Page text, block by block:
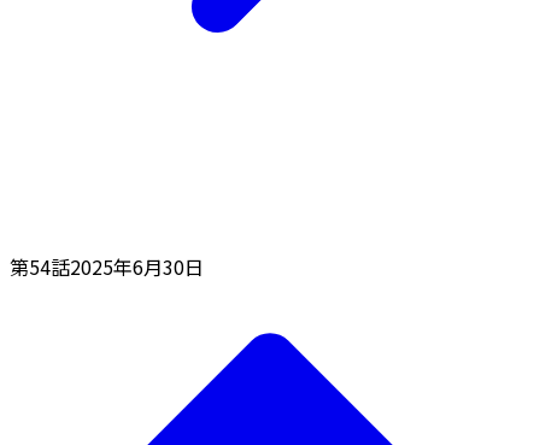
第54話2025年6月30日